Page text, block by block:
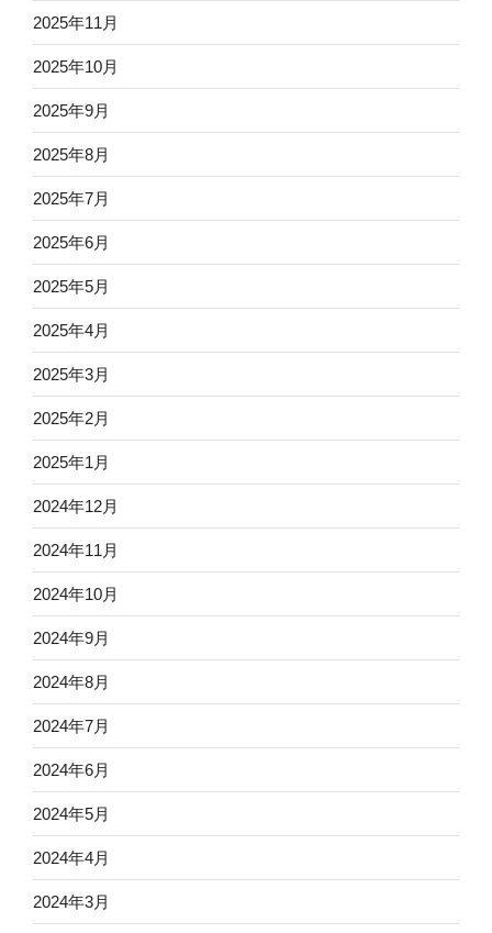
2025年11月
2025年10月
2025年9月
2025年8月
2025年7月
2025年6月
2025年5月
2025年4月
2025年3月
2025年2月
2025年1月
2024年12月
2024年11月
2024年10月
2024年9月
2024年8月
2024年7月
2024年6月
2024年5月
2024年4月
2024年3月